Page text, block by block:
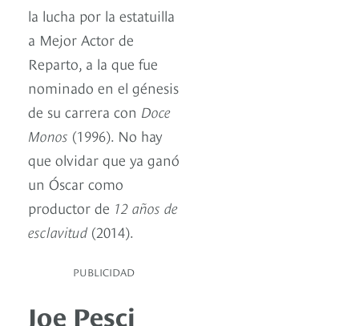
la lucha por la estatuilla
a Mejor Actor de
Reparto, a la que fue
nominado en el génesis
de su carrera con Doce
Monos (1996). No hay
que olvidar que ya ganó
un Óscar como
productor de 12 años de
esclavitud (2014).
PUBLICIDAD
Joe Pesci